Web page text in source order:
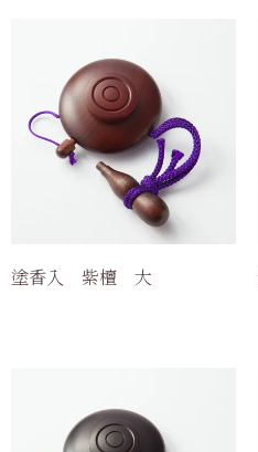
塗香入 紫檀 大